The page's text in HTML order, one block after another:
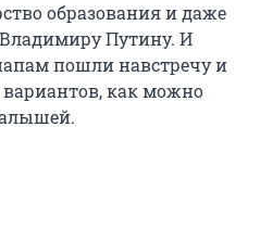
образования и даже
Путину. И
пошли навстречу и
как можно